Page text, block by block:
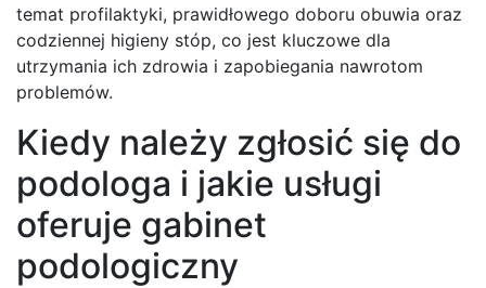
temat profilaktyki, prawidłowego doboru obuwia oraz
codziennej higieny stóp, co jest kluczowe dla
utrzymania ich zdrowia i zapobiegania nawrotom
problemów.
Kiedy należy zgłosić się do
podologa i jakie usługi
oferuje gabinet
podologiczny